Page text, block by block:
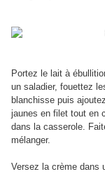
Portez le lait à
un saladier, fouettez
blanchisse puis
jaunes en filet tout en
dans la casserole.
mélanger.
Versez la crème dans